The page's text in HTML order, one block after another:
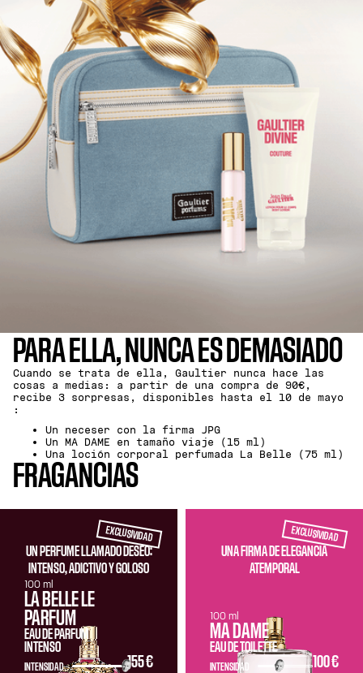
PARA ELLA, NUNCA ES DEMASIADO
Cuando se trata de ella, Gaultier nunca hace las
cosas a medias: a partir de una compra de 90€,
recibe 3 sorpresas, disponibles hasta el 10 de mayo
:
Un neceser con la firma JPG
Un MA DAME en tamaño viaje (15 ml)
Una loción corporal perfumada La Belle (75 ml)
FRAGANCIAS
EXCLUSIVIDAD
UN PERFUME LLAMADO DESEO:
INTENSO, ADICTIVO Y GOLOSO
LA BELLE LE
PARFUM
EAU DE PARFUM
INTENSO
155 €
INTENSIDAD
100 ml
EXCLUSIVIDAD
UNA FIRMA DE ELEGANCIA
ATEMPORAL
MA DAME
EAU DE TOILETTE
100 €
INTENSIDAD
100 ml